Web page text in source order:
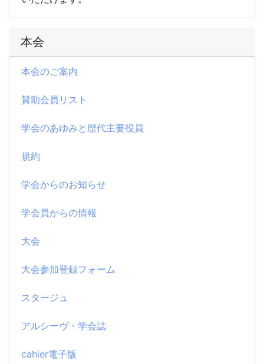
本会
本会のご案内
賛助会員リスト
学会のあゆみと歴代主要役員
規約
学会からのお知らせ
学会員からの情報
大会
大会参加登録フォーム
スタージュ
アルシーヴ・学会誌
cahier電子版